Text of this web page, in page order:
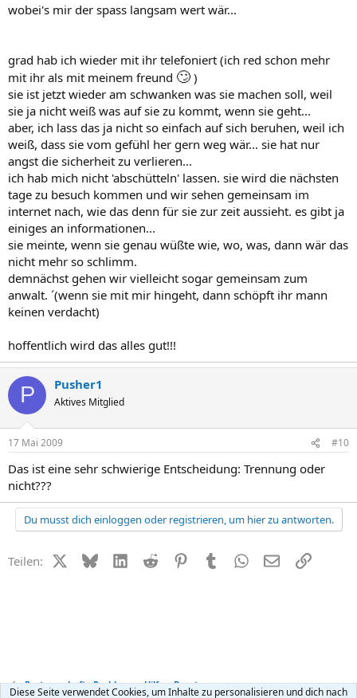
wobei's mir der spass langsam wert wär...
grad hab ich wieder mit ihr telefoniert (ich red schon mehr
mit ihr als mit meinem freund 🙄 )
sie ist jetzt wieder am schwanken was sie machen soll, weil
sie ja nicht weiß was auf sie zu kommt, wenn sie geht...
aber, ich lass das ja nicht so einfach auf sich beruhen, weil ich
weiß, dass sie vom gefühl her gern weg wär... sie hat nur
angst die sicherheit zu verlieren...
ich hab mich nicht 'abschütteln' lassen. sie wird die nächsten
tage zu besuch kommen und wir sehen gemeinsam im
internet nach, wie das denn für sie zur zeit aussieht. es gibt ja
einiges an informationen...
sie meinte, wenn sie genau wüßte wie, wo, was, dann wär das
nicht mehr so schlimm.
demnächst gehen wir vielleicht sogar gemeinsam zum
anwalt. ´(wenn sie mit mir hingeht, dann schöpft ihr mann
keinen verdacht)
hoffentlich wird das alles gut!!!
P Pusher1
Aktives Mitglied
17 Mai 2009 #10
Das ist eine sehr schwierige Entscheidung: Trennung oder
nicht???
Du musst dich einloggen oder registrieren, um hier zu antworten.
Teilen: X (Twitter)
BlueskyLinkedIn
Reddit PinterestTumblr WhatsApp
E-MailLink
Partnerschafts-Probleme - Hilfe + Beratung
Diese Seite verwendet Cookies, um Inhalte zu personalisieren und dich nach